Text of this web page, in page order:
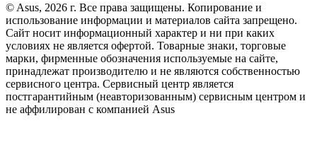
© Asus, 2026 г. Все права защищены. Копирование и
использование информации и материалов сайта запрещено.
Сайт носит информационный характер и ни при каких
условиях не является офертой. Товарные знаки, торговые
марки, фирменные обозначения используемые на сайте,
принадлежат производителю и не являются собственностью
сервисного центра. Сервисный центр является
постгарантийным (неавторизованным) сервисным центром и
не аффилирован с компанией Asus